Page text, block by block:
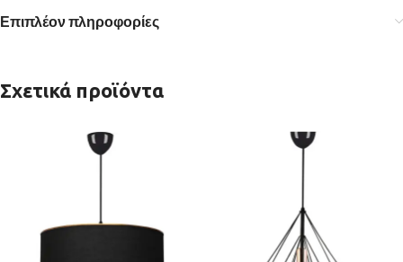
Επιπλέον πληροφορίες
Σχετικά προϊόντα